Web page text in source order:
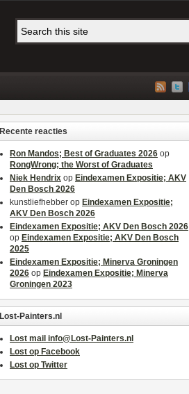
Recente reacties
Ron Mandos; Best of Graduates 2026 op
RongWrong; the Worst of Graduates
Niek Hendrix op Eindexamen Expositie; AKV
Den Bosch 2026
kunstliefhebber op Eindexamen Expositie;
AKV Den Bosch 2026
Eindexamen Expositie; AKV Den Bosch 2026
op Eindexamen Expositie; AKV Den Bosch
2025
Eindexamen Expositie; Minerva Groningen
2026 op Eindexamen Expositie; Minerva
Groningen 2023
Lost-Painters.nl
Lost mail info@Lost-Painters.nl
Lost op Facebook
Lost op Twitter